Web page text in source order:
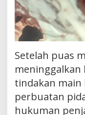
Setelah puas
meninggalkan
tindakan
perbuatan
hukuman